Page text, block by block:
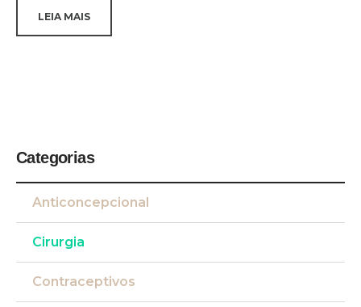
LEIA MAIS
Categorias
Anticoncepcional
Cirurgia
Contraceptivos